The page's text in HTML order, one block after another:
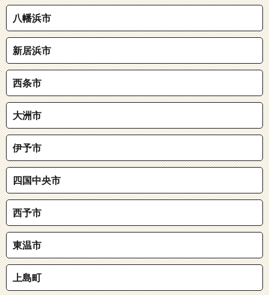
八幡浜市
新居浜市
西条市
大洲市
伊予市
四国中央市
西予市
東温市
上島町